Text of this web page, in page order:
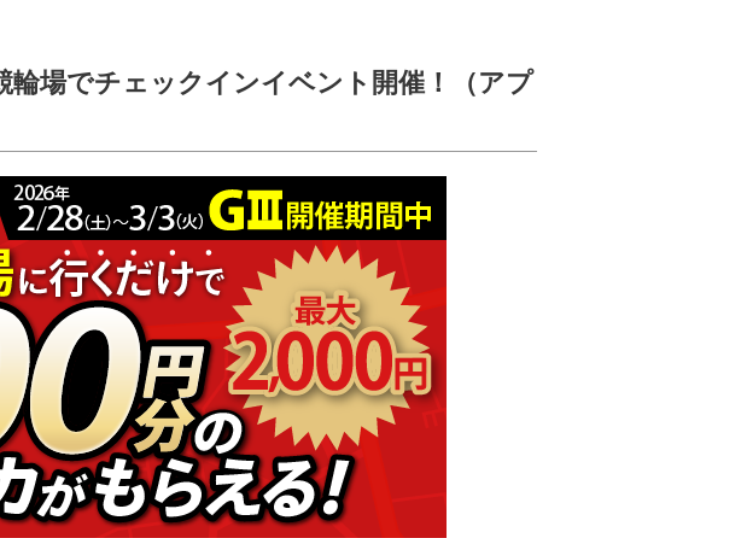
輪場でチェックインイベント開催！（アプ